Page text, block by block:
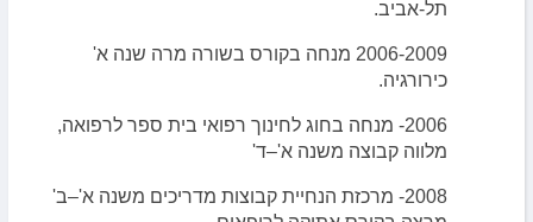
תל-אביב.
2006-2009 מנחה בקורס בשורה מרה שנה א'
כירורגיה.
2006- מנחה בחוג לחינוך רפואי בית ספר לרפואה,
מלווה קבוצה משנה א'–ד'
2008- מרכזת הנחיית קבוצות מדריכים משנה א'–ב'